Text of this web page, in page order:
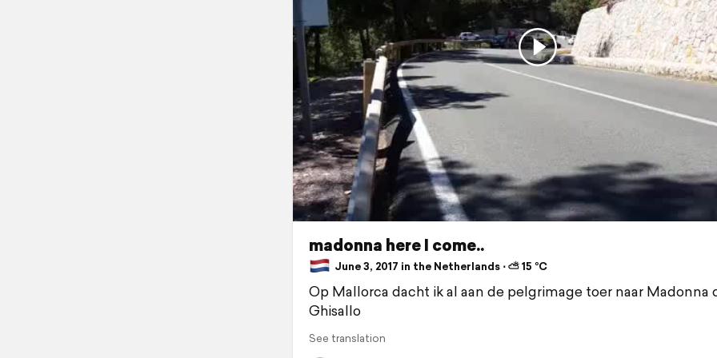
madonna here I come..
June 3, 2017 in the Netherlands ⋅ ⛅ 15 °C
Op Mallorca dacht ik al aan de pelgrimage toer naar Madonna
Ghisallo
See translation